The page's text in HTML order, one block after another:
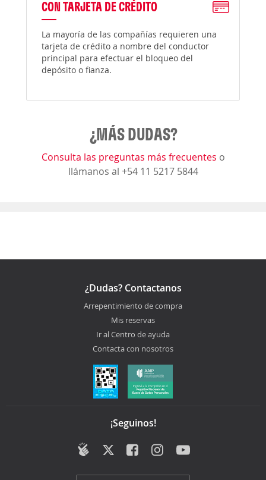
CON TARJETA DE CRÉDITO
La mayoría de las compañías requieren una
tarjeta de crédito a nombre del conductor
principal para efectuar el bloqueo del
depósito o fianza.
¿MÁS DUDAS?
Consulta las preguntas más frecuentes o
llámanos al +54 11 5217 5844
¿Dudas? Contactanos
Arrepentimiento de compra
Mis reservas
Ir al Centro de ayuda
Contacta con nosotros
¡Seguinos!